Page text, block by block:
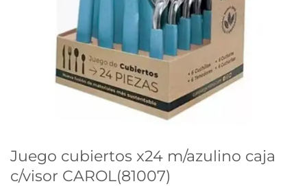
Juego cubiertos x24 m/azulino caja
c/visor CAROL(81007)